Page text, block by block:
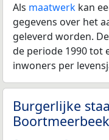
Als maatwerk kan
gegevens over het
geleverd worden.
de periode 1990 tot
inwoners per
Burgerlijke
Boortmeerbeek